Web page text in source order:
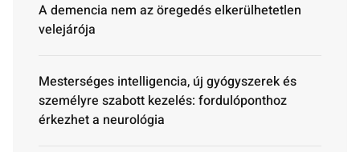
A demencia nem az öregedés elkerülhetetlen
velejárója
Mesterséges intelligencia, új gyógyszerek és
személyre szabott kezelés: fordulóponthoz
érkezhet a neurológia